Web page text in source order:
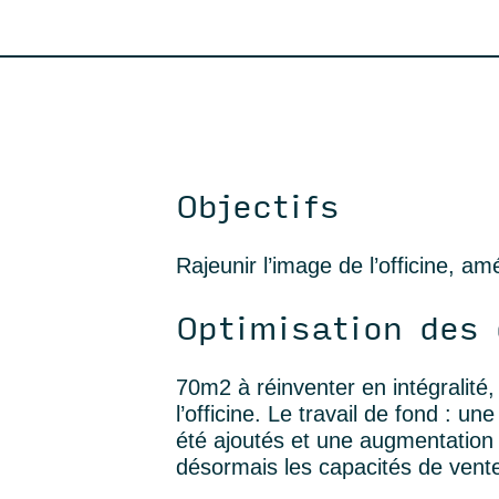
Objectifs
Rajeunir l’image de l’officine,
Optimisation des
70m2 à réinventer en
l’officine. Le travail de fond :
été ajoutés et une
désormais les capacités de